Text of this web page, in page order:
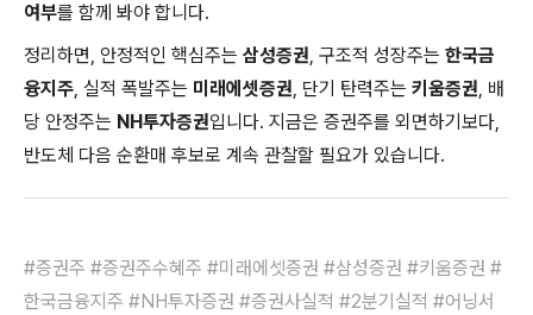
여부를 함께 봐야 합니다.
정리하면, 안정적인 핵심주는 삼성증권, 구조적 성장주는 한국금
융지주, 실적 폭발주는 미래에셋증권, 단기 탄력주는 키움증권, 배
당 안정주는 NH투자증권입니다. 지금은 증권주를 외면하기보다,
반도체 다음 순환매 후보로 계속 관찰할 필요가 있습니다.
#증권주 #증권주수혜주 #미래에셋증권 #삼성증권 #키움증권 #
한국금융지주 #NH투자증권 #증권사실적 #2분기실적 #어닝서